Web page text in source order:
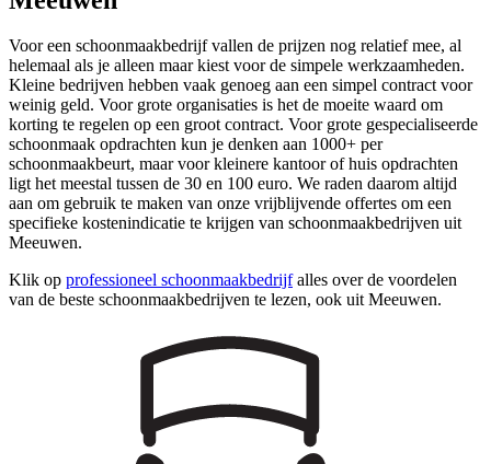
Voor een schoonmaakbedrijf vallen de prijzen nog relatief mee, al
helemaal als je alleen maar kiest voor de simpele werkzaamheden.
Kleine bedrijven hebben vaak genoeg aan een simpel contract voor
weinig geld. Voor grote organisaties is het de moeite waard om
korting te regelen op een groot contract. Voor grote gespecialiseerde
schoonmaak opdrachten kun je denken aan 1000+ per
schoonmaakbeurt, maar voor kleinere kantoor of huis opdrachten
ligt het meestal tussen de 30 en 100 euro. We raden daarom altijd
aan om gebruik te maken van onze vrijblijvende offertes om een
specifieke kostenindicatie te krijgen van schoonmaakbedrijven uit
Meeuwen.
Klik op professioneel schoonmaakbedrijfalles over de voordelen
van de beste schoonmaakbedrijven te lezen, ook uit Meeuwen.